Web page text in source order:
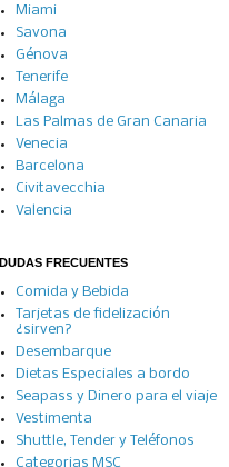
Miami
Savona
Génova
Tenerife
Málaga
Las Palmas de Gran Canaria
Venecia
Barcelona
Civitavecchia
Valencia
DUDAS FRECUENTES
Comida y Bebida
Tarjetas de fidelización
¿sirven?
Desembarque
Dietas Especiales a bordo
Seapass y Dinero para el viaje
Vestimenta
Shuttle, Tender y Teléfonos
Categorias MSC